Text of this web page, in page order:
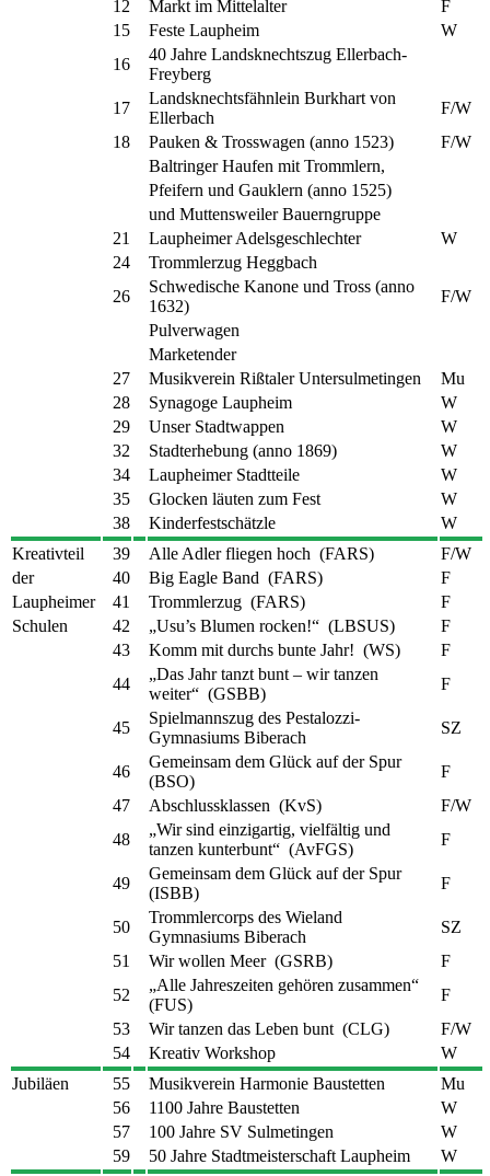
12
Markt im Mittelalter
F
15
Feste Laupheim
W
16
40 Jahre Landsknechtszug Ellerbach-
Freyberg
17
Landsknechtsfähnlein Burkhart von
Ellerbach
F/W
18
Pauken & Trosswagen (anno 1523)
F/W
Baltringer Haufen mit Trommlern,
Pfeifern und Gauklern (anno 1525)
und Muttensweiler Bauerngruppe
21
Laupheimer Adelsgeschlechter
W
24
Trommlerzug Heggbach
26
Schwedische Kanone und Tross (anno
1632)
F/W
Pulverwagen
Marketender
27
Musikverein Rißtaler Untersulmetingen
Mu
28
Synagoge Laupheim
W
29
Unser Stadtwappen
W
32
Stadterhebung (anno 1869)
W
34
Laupheimer Stadtteile
W
35
Glocken läuten zum Fest
W
38
Kinderfestschätzle
W
Kreativteil
39 Alle Adler fliegen hoch (FARS)
F/W
der
40 Big Eagle Band (FARS)
F
Laupheimer
41 Trommlerzug (FARS)
F
Schulen
42 „Usu’s Blumen rocken!“ (LBSUS)
F
43
Komm mit durchs bunte Jahr! (WS)
F
44
„Das Jahr tanzt bunt – wir tanzen
weiter“ (GSBB)
F
45
Spielmannszug des Pestalozzi-
Gymnasiums Biberach
SZ
46
Gemeinsam dem Glück auf der Spur
(BSO)
F
47
Abschlussklassen (KvS)
F/W
48
„Wir sind einzigartig, vielfältig und
tanzen kunterbunt“ (AvFGS)
F
49
Gemeinsam dem Glück auf der Spur
(ISBB)
F
50
Trommlercorps des Wieland
Gymnasiums Biberach
SZ
51
Wir wollen Meer (GSRB)
F
52
„Alle Jahreszeiten gehören zusammen“
(FUS)
F
53
Wir tanzen das Leben bunt (CLG)
F/W
54
Kreativ Workshop
W
Jubiläen
55 Musikverein Harmonie Baustetten
Mu
56
1100 Jahre Baustetten
W
57
100 Jahre SV Sulmetingen
W
59
50 Jahre Stadtmeisterschaft Laupheim
W